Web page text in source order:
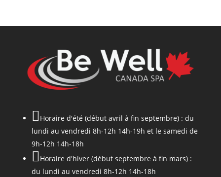
Horaire d'été (début avril à fin septembre) : du
lundi au vendredi 8h-12h 14h-19h et le samedi de
9h-12h 14h-18h
Horaire d'hiver (début septembre à fin mars) :
du lundi au vendredi 8h-12h 14h-18h